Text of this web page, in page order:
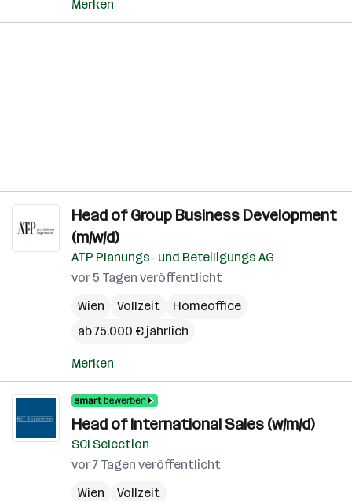
Merken
Head of Group Business Development
(m/w/d)
ATP Planungs- und Beteiligungs AG
vor 5 Tagen veröffentlicht
Wien
Vollzeit
Homeoffice
ab 75.000 € jährlich
Merken
Head of International Sales (w/m/d)
SCI Selection
vor 7 Tagen veröffentlicht
Wien
Vollzeit